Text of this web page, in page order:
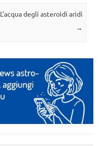
L’acqua degli asteroidi aridi
→